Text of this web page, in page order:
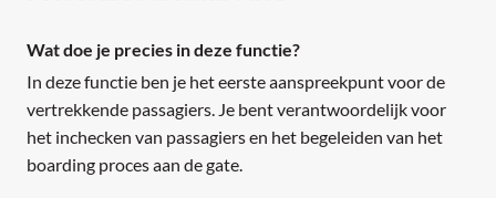
Wat doe je precies in deze functie?
In deze functie ben je het eerste aanspreekpunt voor de
vertrekkende passagiers. Je bent verantwoordelijk voor
het inchecken van passagiers en het begeleiden van het
boarding proces aan de gate.